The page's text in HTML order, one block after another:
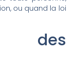
ou quand la loi
des